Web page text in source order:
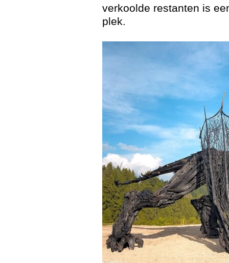
verkoolde restanten is
plek.